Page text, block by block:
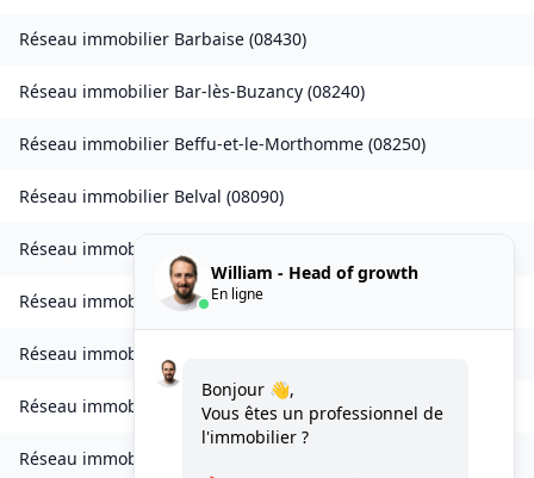
Réseau immobilier Barbaise (08430)
Réseau immobilier Bar-lès-Buzancy (08240)
Réseau immobilier Beffu-et-le-Morthomme (08250)
Réseau immobilier Belval (08090)
Réseau immobilier
Réseau immobilierBourcq (08400
Réseau immobilier
Réseau immobilier Brévilly( 08140)
Réseau immobilier
William - Head of growth
En ligne
Bonjour 👋,
Vous êtes un professionnel de
l'immobilier ?